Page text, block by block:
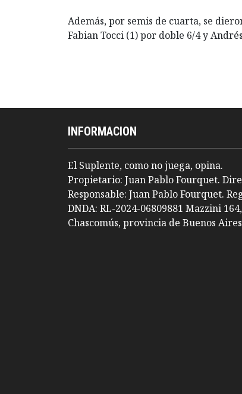
Además, por semis de cuarta, se
Fabian Tocci (1) por doble 6/4 y
INFORMACION
El Suplente, como no juega, opina.
Propietario: Juan Pablo Fourquet.
Responsable: Juan Pablo Fourquet.
DNDA: RL-2024-06809881 Mazzini 164,
Chascomús, provincia de Buenos Aires